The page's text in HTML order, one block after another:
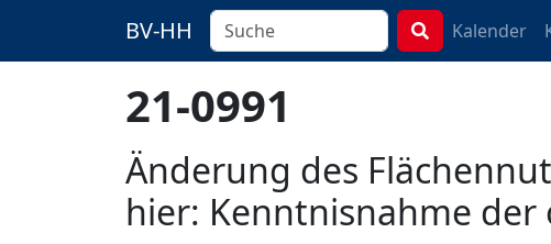
BV-HH Kalender
21-0991
Änderung des
hier: Kenntnisnahme